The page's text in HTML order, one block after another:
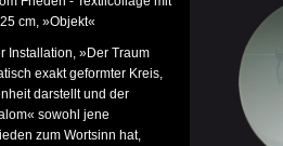
cm, »Objekt«
Installation, »Der Traum
exakt geformter Kreis,
darstellt und der
sowohl jene
zum Wortsinn hat,